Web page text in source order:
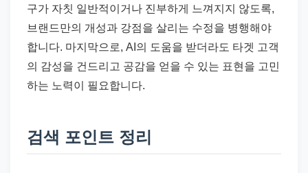
구가 자칫 일반적이거나 진부하게 느껴지지 않도록,
브랜드만의 개성과 강점을 살리는 수정을 병행해야
합니다. 마지막으로, AI의 도움을 받더라도 타겟 고객
의 감성을 건드리고 공감을 얻을 수 있는 표현을 고민
하는 노력이 필요합니다.
검색 포인트 정리